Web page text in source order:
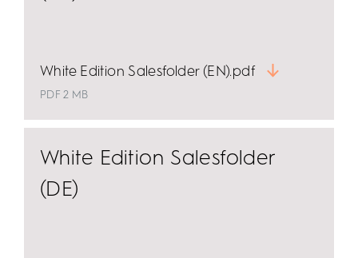
White Edition Salesfolder (EN).pdf
PDF 2 MB
White Edition Salesfolder
(DE)